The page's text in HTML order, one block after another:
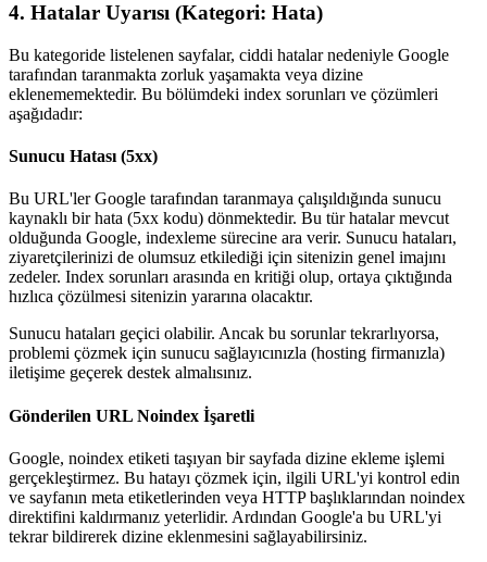
4. Hatalar Uyarısı (Kategori: Hata)
Bu kategoride listelenen sayfalar, ciddi hatalar nedeniyle Google
tarafından taranmakta zorluk yaşamakta veya dizine
eklenememektedir. Bu bölümdeki index sorunları ve çözümleri
aşağıdadır:
Sunucu Hatası (5xx)
Bu URL'ler Google tarafından taranmaya çalışıldığında sunucu
kaynaklı bir hata (5xx kodu) dönmektedir. Bu tür hatalar mevcut
olduğunda Google, indexleme sürecine ara verir. Sunucu hataları,
ziyaretçilerinizi de olumsuz etkilediği için sitenizin genel imajını
zedeler. Index sorunları arasında en kritiği olup, ortaya çıktığında
hızlıca çözülmesi sitenizin yararına olacaktır.
Sunucu hataları geçici olabilir. Ancak bu sorunlar tekrarlıyorsa,
problemi çözmek için sunucu sağlayıcınızla (hosting firmanızla)
iletişime geçerek destek almalısınız.
Gönderilen URL Noindex İşaretli
Google, noindex etiketi taşıyan bir sayfada dizine ekleme işlemi
gerçekleştirmez. Bu hatayı çözmek için, ilgili URL'yi kontrol edin
ve sayfanın meta etiketlerinden veya HTTP başlıklarından noindex
direktifini kaldırmanız yeterlidir. Ardından Google'a bu URL'yi
tekrar bildirerek dizine eklenmesini sağlayabilirsiniz.